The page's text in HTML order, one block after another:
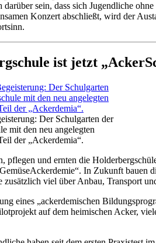
sein, dass sich Jugendliche
Konzert abschließt, wird der
ist jetzt
Der Schulgarten der
mit den neu angelegten
der „Ackerdemia“.
pflegen und ernten die
In Zukunft bauen
zusätzlich viel über Anbau, Transport
eines „ackerdemischen
auf dem heimischen Acker,